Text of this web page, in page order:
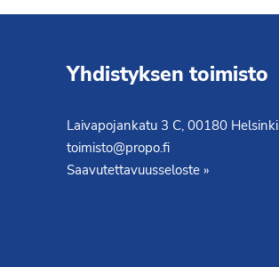
Yhdistyksen toimisto
Laivapojankatu 3 C, 00180 Helsinki
toimisto@propo.fi
Saavutettavuusseloste »